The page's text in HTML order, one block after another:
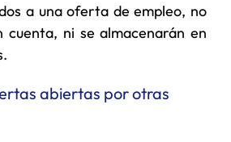
a una oferta de empleo, no
cuenta, ni se almacenarán en
abiertas por otras